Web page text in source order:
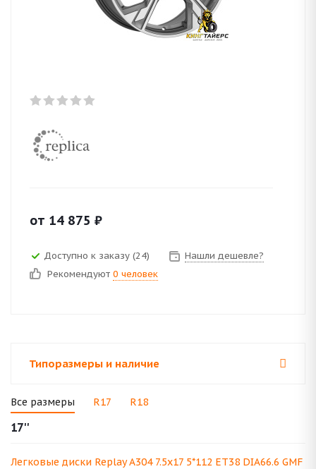
от 14 875 ₽
Доступно к заказу (24)
Нашли дешевле?
Рекомендуют 0 человек
Типоразмеры и наличие
Все размеры R17 R18
17''
Легковые диски Replay A304 7.5x17 5*112 ET38 DIA66.6 GMF